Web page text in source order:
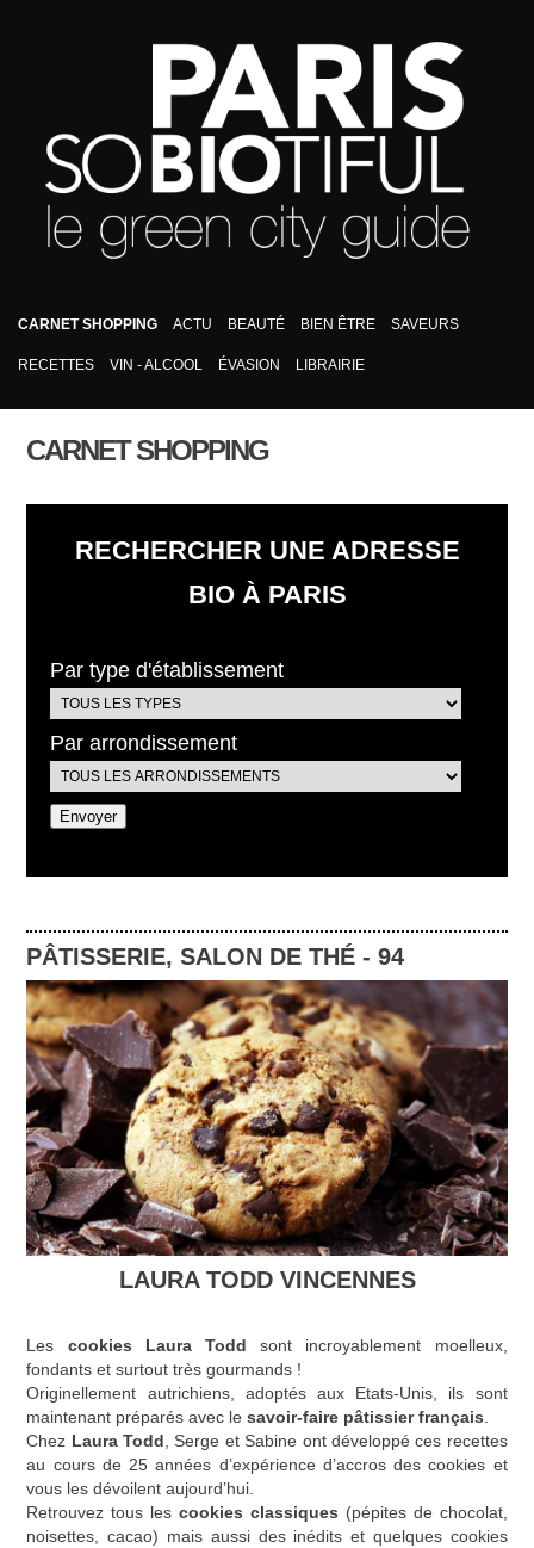
CARNET SHOPPING ACTU BEAUTÉ BIEN ÊTRE SAVEURS
RECETTES VIN - ALCOOL ÉVASION LIBRAIRIE
CARNET SHOPPING
RECHERCHER UNE ADRESSE
BIO À PARIS
Par type d'établissement
Par arrondissement
PÂTISSERIE,SALON DE THÉ -94
LAURA TODD VINCENNES
Les cookies Laura Todd sont incroyablement moelleux,
fondants et surtout très gourmands !
Originellement autrichiens, adoptés aux Etats-Unis, ils sont
maintenant préparés avec lesavoir-faire pâtissier français
Chez Laura Todd , Serge et Sabine ont développé ces recettes
au cours de 25 années d’expérience d’accros des cookies et
vous les dévoilent aujourd’hui.
Retrouvez tous les cookies classiques (pépites de chocolat,
noisettes, cacao) mais aussi des inédits et quelques cookies